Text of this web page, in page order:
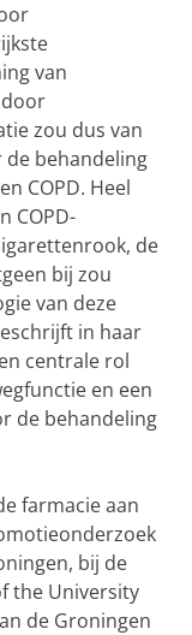
van
zou dus van
behandeling
COPD. Heel
COPD-
de
bij zou
van deze
in haar
centrale rol
en een
de behandeling
farmacie aan
bij de
the University
de Groningen